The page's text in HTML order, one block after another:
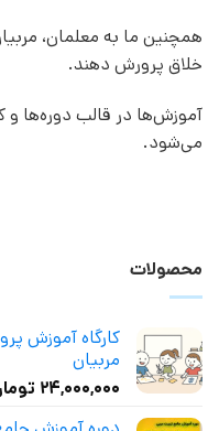
همچنین ما به معلمان،
خلاق پرورش دهند.
آموزش‌ها در قالب دوره‌ها و
می‌شود.
محصولات
کارگاه آموزش
مربیان
۲۴,۰۰۰,۰۰۰